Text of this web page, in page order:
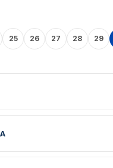
25 26 27 28 29